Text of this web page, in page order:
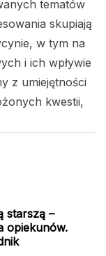
tematów
skupiają
w tym na
i ich wpływie
z umiejętności
kwestii,
starszą –
opiekunów.